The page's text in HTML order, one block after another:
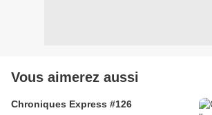
Vous aimerez aussi
Chroniques Express #126